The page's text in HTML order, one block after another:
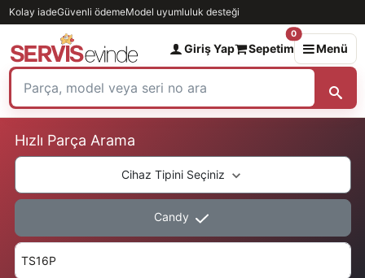
Kolay iadeGüvenli ödemeModel uyumluluk desteği
Giriş Yap Sepetim
0
Menü
Hızlı Parça Arama
Cihaz Tipini Seçiniz
Candy